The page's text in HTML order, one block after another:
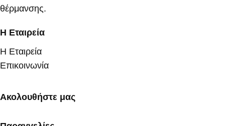
θέρμανσης.
Η Εταιρεία
Η Εταιρεία
Επικοινωνία
Ακολουθήστε μας